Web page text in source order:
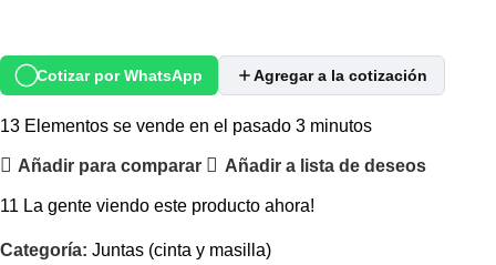
Cotizar por WhatsApp Agregar a la cotización
13 Elementos se vende en el pasado 3 minutos
Añadir para comparar Añadir a lista de deseos
11 La gente viendo este producto ahora!
Categoría: Juntas (cinta y masilla)